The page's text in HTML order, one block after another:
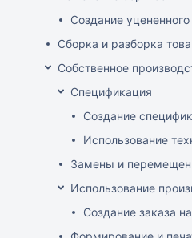
Создание уцененного
Сборка и разборка
Собственное
Спецификация
Создание
Использование
Замены и
Использование
Создание заказа